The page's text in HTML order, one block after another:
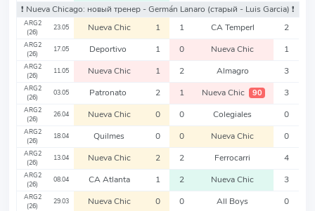
❗️ Nueva Chicago: новый тренер - Germán Lanaro (старый - Luis Garcia) ❗️
ARG2
(26)
23.05 Nueva Chic 1 1 CA Temperl 2
ARG2
(26)
17.05 Deportivo 1 0 Nueva Chic 1
ARG2
(26)
11.05 Nueva Chic 1 2 Almagro 3
ARG2
(26)
03.05 Patronato 2 1 Nueva Chic 90 3
ARG2
(26)
26.04 Nueva Chic 0 0 Colegiales 0
ARG2
(26)
18.04 Quilmes 0 0 Nueva Chic 0
ARG2
(26)
13.04 Nueva Chic 2 2 Ferrocarri 4
ARG2
(26)
08.04 CA Atlanta 1 2 Nueva Chic 3
ARG2
(26)
29.03 Nueva Chic 0 0 All Boys 0